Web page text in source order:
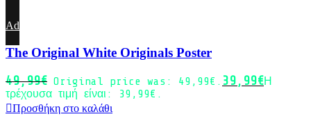
Add to wishlist
The Original White Originals Poster
49,99€ Original price was: 49,99€. 39,99€Η
τρέχουσα τιμή είναι: 39,99€.
Προσθήκη στο καλάθι